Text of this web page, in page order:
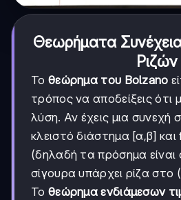
Θεωρήματα
Ριζών
Το θεώρημα του Bolzano
τρόπος να αποδείξεις ότι
λύση. Αν έχεις μια συνεχή
κλειστό διάστημα [α,β] και
(δηλαδή τα πρόσημα είναι
σίγουρα υπάρχει ρίζα στο
Το θεώρημα ενδιάμεσων